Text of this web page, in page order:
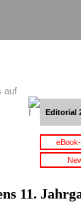
auf
Editorial
11.